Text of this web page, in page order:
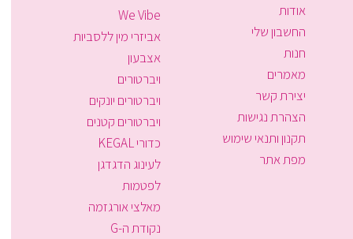
אודות
החשבון שלי
חנות
מאמרים
יצירת קשר
הצהרת נגישות
תקנון ותנאי שימוש
מפת אתר
We Vibe
אביזרי מין ללסביות
אצבעון
ויברטורים
ויברטורים יונקים
ויברטורים קטנים
כדורי KEGAL
לעינוג הדגדגן
לפטמות
מאלצי אורגזמה
נקודת ה-G